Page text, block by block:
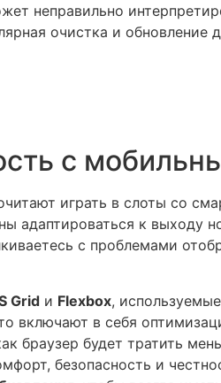
неправильно
очистка и обновление
с
играть в слоты со
адаптироваться к выходу
с проблемами
Grid и Flexbox,
включают в себя
браузер будет тратить
безопасность и